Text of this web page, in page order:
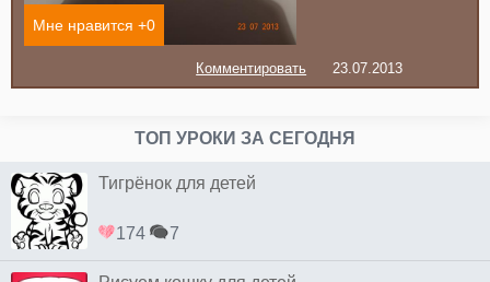
Мне нравится +0
Комментировать 23.07.2013
ТОП УРОКИ ЗА СЕГОДНЯ
Тигрёнок для детей
174 7